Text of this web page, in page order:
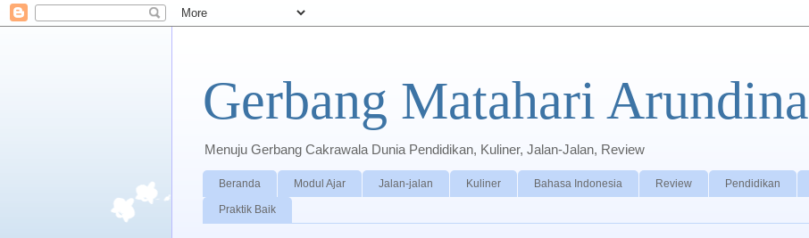
Gerbang Matahari Arundina
Menuju Gerbang Cakrawala Dunia Pendidikan, Kuliner, Jalan-Jalan, Review
Beranda Modul Ajar Jalan-jalan Kuliner Bahasa Indonesia Review Pendidikan
Praktik Baik